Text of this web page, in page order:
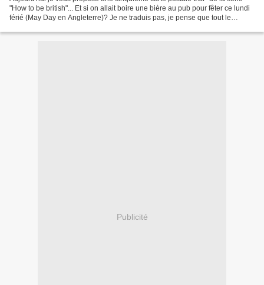
"How to be british"... Et si on allait boire une bière au pub pour fêter ce lundi
férié (May Day en Angleterre)? Je ne traduis pas, je pense que tout le
Publicité